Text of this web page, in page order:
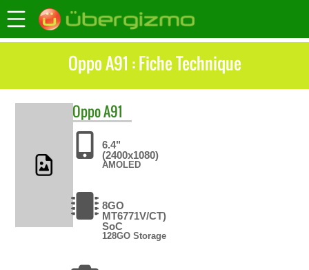
Oppo A91 : Fiche Technique
OppoA91
6.4"
(2400x1080)
AMOLED
8GO
MT6771V/CT)
SoC
128GO Storage